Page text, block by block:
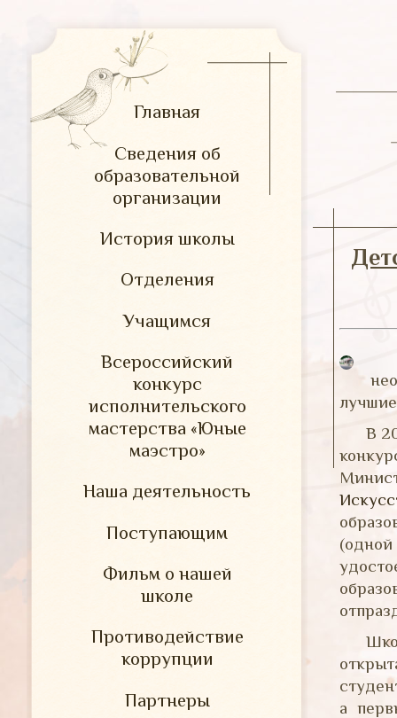
Главная
Сведения об
образовательной
организации
История школы
Отделения
Учащимся
Всероссийский
конкурс
исполнительского
мастерства «Юные
маэстро»
Наша деятельность
Поступающим
Фильм о нашей
школе
Противодействие
коррупции
Партнеры
В
а